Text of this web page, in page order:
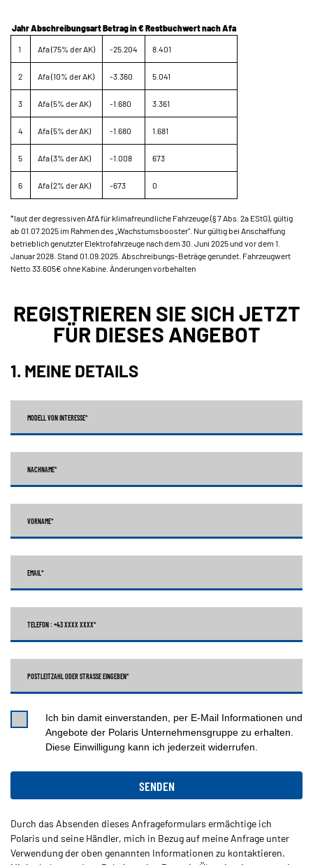
JahrAbschreibungsartBetrag in €Restbuchwert nach Afa
1 Afa (75% der AK) -25.204 8.401
2 Afa (10% der AK) -3.360 5.041
3 Afa (5% der AK) -1.680 3.361
4 Afa (5% der AK) -1.680 1.681
5 Afa (3% der AK) -1.008 673
6 Afa (2% der AK) -673 0
*laut der degressiven AfA für klimafreundliche Fahrzeuge (§ 7 Abs. 2a EStG), gültig
ab 01.07.2025 im Rahmen des „Wachstumsbooster". Nur gültig bei Anschaffung
betrieblich genutzter Elektrofahrzeuge nach dem 30. Juni 2025 und vor dem 1.
Januar 2028. Stand 01.09.2025. Abschreibungs-Beträge gerundet. Fahrzeugwert
Netto 33.605€ ohne Kabine. Änderungen vorbehalten
REGISTRIEREN SIE SICH JETZT
FÜR DIESES ANGEBOT
1. MEINE DETAILS
MODELL VON INTERESSE*
NACHNAME*
VORNAME*
EMAIL*
TELEFON : +43 XXXX XXXX*
POSTLEITZAHL ODER STRASSE EINGEBEN*
Ich bin damit einverstanden, per E-Mail Informationen und
Angebote der Polaris Unternehmensgruppe zu erhalten.
Diese Einwilligung kann ich jederzeit widerrufen.
Durch das Absenden dieses Anfrageformulars ermächtige ich
Polaris und seine Händler, mich in Bezug auf meine Anfrage unter
Verwendung der oben genannten Informationen zu kontaktieren.